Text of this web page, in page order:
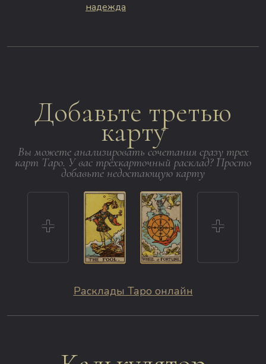
надежда
Добавьте третью
карту
Вы можете анализировать сочетания сразу трех
карт Таро. У вас трёхкарточный расклад? Просто
добавьте недостающую карту
Расклады Таро онлайн